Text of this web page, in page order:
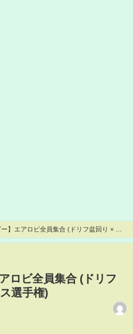
ー】エアロビ全員集合 (ドリフ盆回り × 全
ロビ全員集合 (ドリフ
選手権)